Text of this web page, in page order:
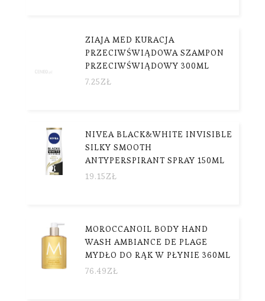
ZIAJA MED KURACJA
PRZECIWŚWIĄDOWA SZAMPON
PRZECIWŚWIĄDOWY 300ML
7.25ZŁ
NIVEA BLACK&WHITE INVISIBLE
SILKY SMOOTH
ANTYPERSPIRANT SPRAY 150ML
19.15ZŁ
MOROCCANOIL BODY HAND
WASH AMBIANCE DE PLAGE
MYDŁO DO RĄK W PŁYNIE 360ML
76.49ZŁ